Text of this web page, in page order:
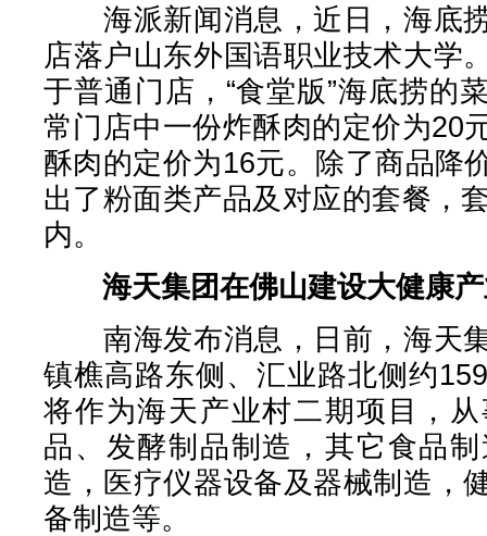
海派新闻消息，近日，海底
店落户山东外国语职业技术大学
于普通门店，“食堂版”海底捞的
常门店中一份炸酥肉的定价为20
酥肉的定价为16元。除了商品降
出了粉面类产品及对应的套餐，
内。
海天集团在佛山建设大健康
南海发布消息，日前，海天
镇樵高路东侧、汇业路北侧约
将作为海天产业村二期项目，
品、发酵制品制造，其它食品
造，医疗仪器设备及器械制造，
备制造等。